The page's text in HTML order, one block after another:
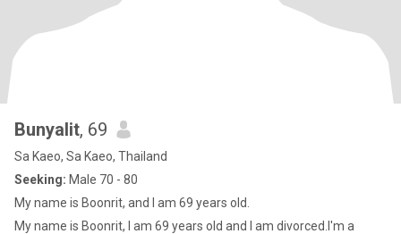
Bunyalit, 69
Sa Kaeo, Sa Kaeo, Thailand
Seeking: Male 70 - 80
My name is Boonrit, and I am 69 years old.
My name is Boonrit, I am 69 years old and I am divorced.I'm a